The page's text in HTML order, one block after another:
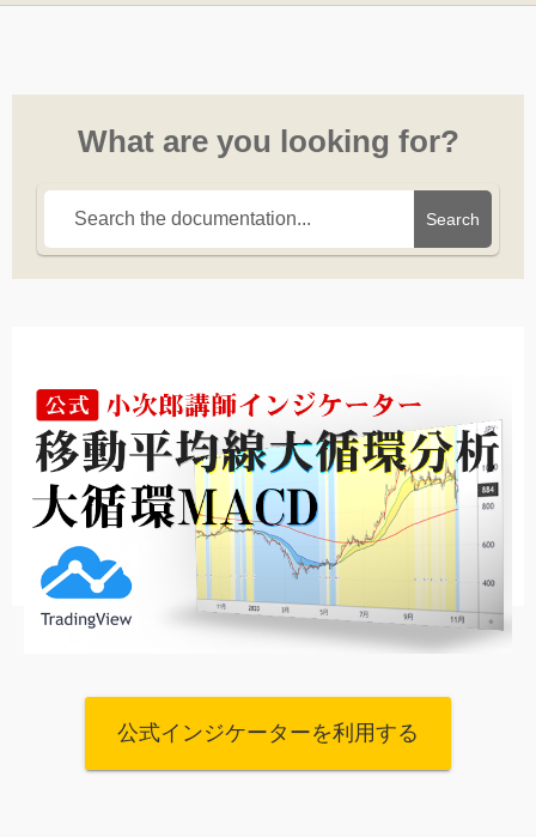
What are you looking for?
Search
公式インジケーターを利用する